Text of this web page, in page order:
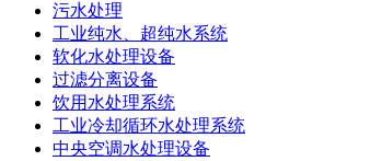
污水处理
工业纯水、超纯水系统
软化水处理设备
过滤分离设备
饮用水处理系统
工业冷却循环水处理系统
中央空调水处理设备